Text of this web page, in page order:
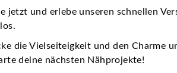
jetzt und erlebe unseren schnellen
die Vielseiteigkeit und den Charme
deine nächsten Nähprojekte!